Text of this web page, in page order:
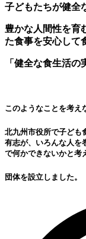
子どもたちが健全
豊かな人間性を育
た食事を安心して
「健全な食生活
このようなことを考え
北九州市役所で子ども
有志が、いろんな人を
で何かできないかと考
団体を設立しました。